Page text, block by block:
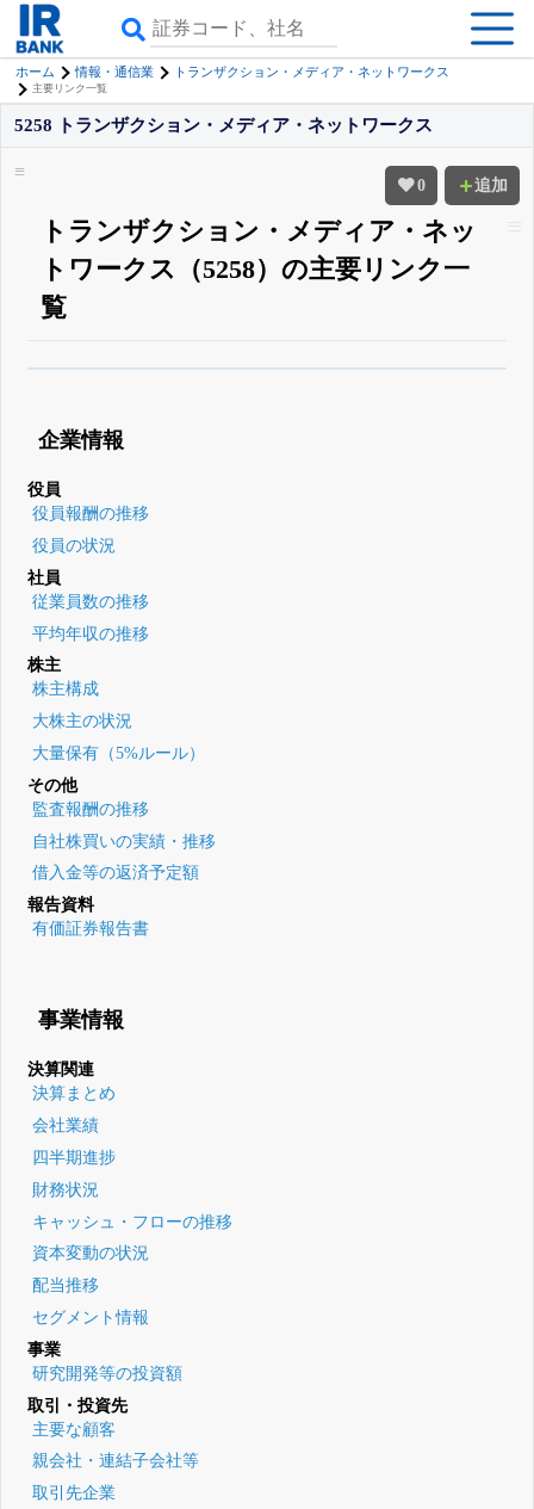
ホーム 情報・通信業 トランザクション・メディア・ネットワークス
主要リンク一覧
0 追加
5258 トランザクション・メディア・ネットワークス
トランザクション・メディア・ネッ
トワークス（5258）の主要リンク一
覧
登録すると永久30%OFFと米株版の先行利用も付きます
企業情報
役員
役員報酬の推移
役員の状況
社員
従業員数の推移
平均年収の推移
株主
株主構成
大株主の状況
大量保有（5%ルール）
その他
監査報酬の推移
自社株買いの実績・推移
借入金等の返済予定額
報告資料
有価証券報告書
事業情報
決算関連
決算まとめ
会社業績
四半期進捗
財務状況
キャッシュ・フローの推移
資本変動の状況
配当推移
セグメント情報
事業
研究開発等の投資額
取引・投資先
主要な顧客
親会社・連結子会社等
取引先企業